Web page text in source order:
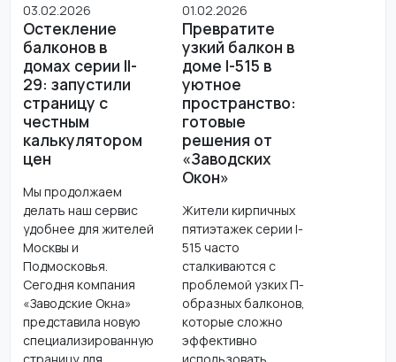
03.02.2026
Остекление
балконов в
домах серии II-
29: запустили
страницу с
честным
калькулятором
цен
Мы продолжаем
делать наш сервис
удобнее для жителей
Москвы и
Подмосковья.
Сегодня компания
«Заводские Окна»
представила новую
специализированную
страницу для
01.02.2026
Превратите
узкий балкон в
доме I-515 в
уютное
пространство:
готовые
решения от
«Заводских
Окон»
Жители кирпичных
пятиэтажек серии I-
515 часто
сталкиваются с
проблемой узких П-
образных балконов,
которые сложно
эффективно
использовать.